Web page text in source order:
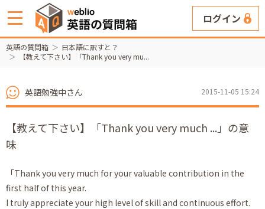
ログイン
英語の質問箱
日本語に訳すと？
【教えて下さい】「Thank you very mu...
英語勉強中さん 2015-11-05 15:24
【教えて下さい】「Thank you very much ...」の意
味
「Thank you very much for your valuable contribution in the
first half of this year.
I truly appreciate your high level of skill and continuous effort.